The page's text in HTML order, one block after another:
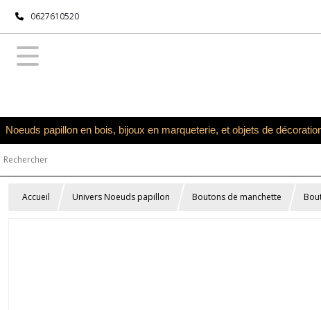
0627610520
Noeuds papillon en bois, bijoux en marqueterie, et objets de
Accueil Univers Noeuds papillon Boutons de manchette